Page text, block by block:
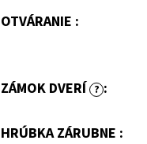
OTVÁRANIE :
ZÁMOK DVERÍ ? :
HRÚBKA ZÁRUBNE :